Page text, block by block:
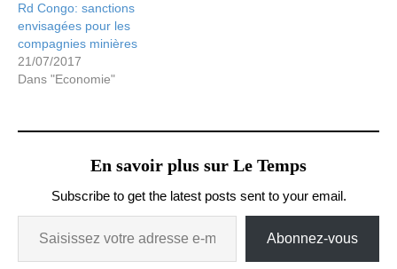
Rd Congo: sanctions
envisagées pour les
compagnies minières
21/07/2017
Dans "Economie"
En savoir plus sur Le Temps
Subscribe to get the latest posts sent to your email.
Abonnez-vous